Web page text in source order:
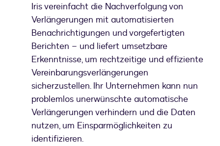
Iris vereinfacht die Nachverfolgung von
Verlängerungen mit automatisierten
Benachrichtigungen und vorgefertigten
Berichten – und liefert umsetzbare
Erkenntnisse, um rechtzeitige und effiziente
Vereinbarungsverlängerungen
sicherzustellen. Ihr Unternehmen kann nun
problemlos unerwünschte automatische
Verlängerungen verhindern und die Daten
nutzen, um Einsparmöglichkeiten zu
identifizieren.